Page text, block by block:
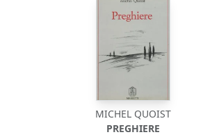
MICHEL QUOIST
PREGHIERE